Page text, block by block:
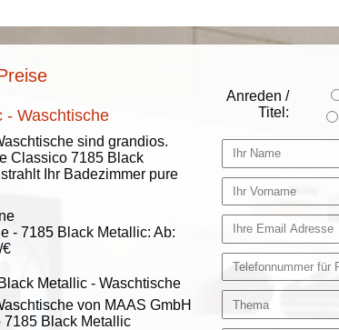
- Waschtische
sind grandios.
Classico 7185 Black
Ihr Badezimmer pure
- 7185 Black Metallic: Ab:
€
Metallic - Waschtische
von MAAS GmbH
Black Metallic
Anreden /
Titel: